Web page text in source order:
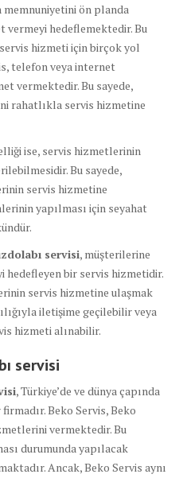
ön planda
hedeflemektedir. Bu
hizmeti için birçok yol
telefon veya internet
vermektedir. Bu sayede,
rahatlıkla servis hizmetine
ise, servis hizmetlerinin
Bu sayede,
servis hizmetine
yapılması için seyahat
servisi, müşterilerine
hedefleyen bir servis hizmetidir.
servis hizmetine ulaşmak
iletişime geçilebilir veya
hizmeti alınabilir.
servisi
, Türkiye’de ve dünya çapında
Beko Servis, Beko
vermektedir. Bu
durumunda yapılacak
Ancak, Beko Servis aynı